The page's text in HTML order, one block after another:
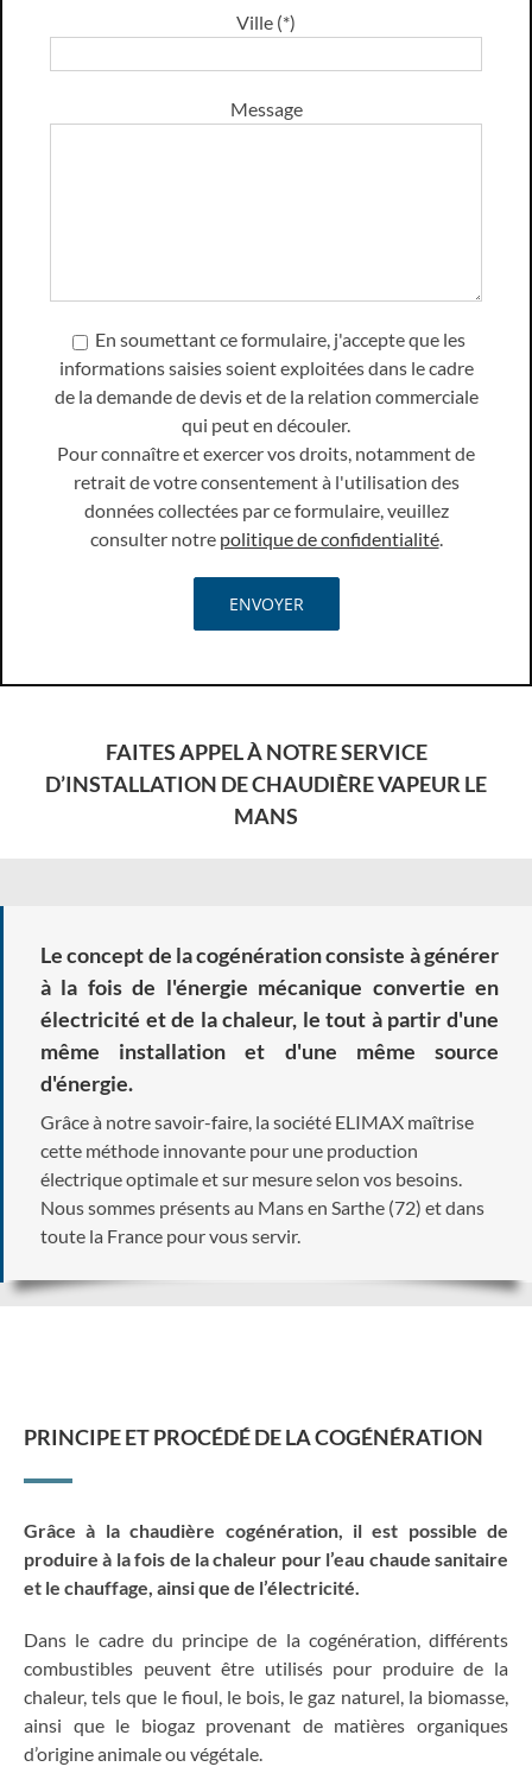
Ville (*)
Message
En soumettant ce formulaire, j'accepte que les
informations saisies soient exploitées dans le cadre
de la demande de devis et de la relation commerciale
qui peut en découler.
Pour connaître et exercer vos droits, notamment de
retrait de votre consentement à l'utilisation des
données collectées par ce formulaire, veuillez
consulter notre politique de confidentialité.
FAITES APPEL À NOTRE SERVICE
D’INSTALLATION DE CHAUDIÈRE VAPEUR LE
MANS
Le concept de la cogénération consiste à générer
à la fois de l'énergie mécanique convertie en
électricité et de la chaleur, le tout à partir d'une
même installation et d'une même source
d'énergie.
Grâce à notre savoir-faire, la société ELIMAX maîtrise
cette méthode innovante pour une production
électrique optimale et sur mesure selon vos besoins.
Nous sommes présents au Mans en Sarthe (72) et dans
toute la France pour vous servir.
PRINCIPE ET PROCÉDÉ DE LA COGÉNÉRATION
Grâce à la chaudière cogénération, il est possible de
produire à la fois de la chaleur pour l’eau chaude sanitaire
et le chauffage, ainsi que de l’électricité.
Dans le cadre du principe de la cogénération, différents
combustibles peuvent être utilisés pour produire de la
chaleur, tels que le fioul, le bois, le gaz naturel, la biomasse,
ainsi que le biogaz provenant de matières organiques
d’origine animale ou végétale.